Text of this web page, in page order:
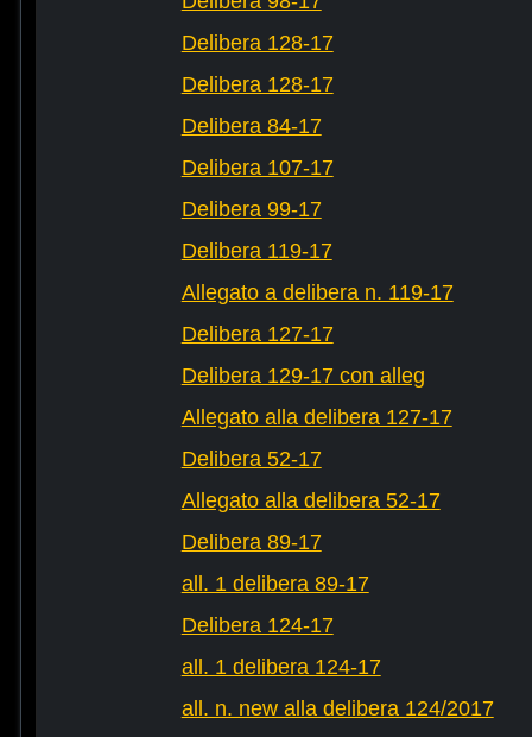
Delibera 128-17
Delibera 128-17
Delibera 84-17
Delibera 107-17
Delibera 99-17
Delibera 119-17
Allegato a delibera n. 119-17
Delibera 127-17
Delibera 129-17 con alleg
Allegato alla delibera 127-17
Delibera 52-17
Allegato alla delibera 52-17
Delibera 89-17
all. 1 delibera 89-17
Delibera 124-17
all. 1 delibera 124-17
all. n. new alla delibera 124/2017